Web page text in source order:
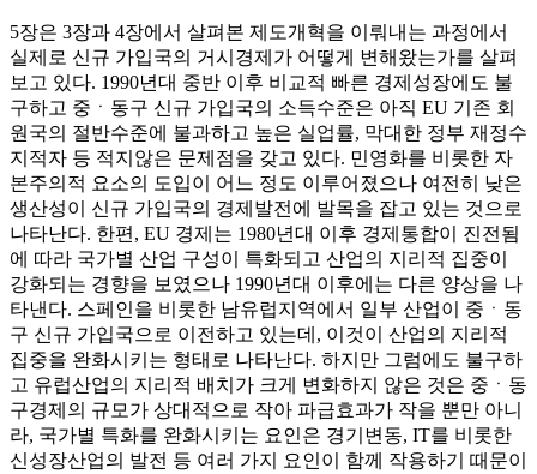
5장은 3장과 4장에서 살펴본 제도개혁을 이뤄내는 과정에서
실제로 신규 가입국의 거시경제가 어떻게 변해왔는가를 살펴
보고 있다. 1990년대 중반 이후 비교적 빠른 경제성장에도 불
구하고 중ㆍ동구 신규 가입국의 소득수준은 아직 EU 기존 회
원국의 절반수준에 불과하고 높은 실업률, 막대한 정부 재정수
지적자 등 적지않은 문제점을 갖고 있다. 민영화를 비롯한 자
본주의적 요소의 도입이 어느 정도 이루어졌으나 여전히 낮은
생산성이 신규 가입국의 경제발전에 발목을 잡고 있는 것으로
나타난다. 한편, EU 경제는 1980년대 이후 경제통합이 진전됨
에 따라 국가별 산업 구성이 특화되고 산업의 지리적 집중이
강화되는 경향을 보였으나 1990년대 이후에는 다른 양상을 나
타낸다. 스페인을 비롯한 남유럽지역에서 일부 산업이 중ㆍ동
구 신규 가입국으로 이전하고 있는데, 이것이 산업의 지리적
집중을 완화시키는 형태로 나타난다. 하지만 그럼에도 불구하
고 유럽산업의 지리적 배치가 크게 변화하지 않은 것은 중ㆍ동
구경제의 규모가 상대적으로 작아 파급효과가 작을 뿐만 아니
라, 국가별 특화를 완화시키는 요인은 경기변동, IT를 비롯한
신성장산업의 발전 등 여러 가지 요인이 함께 작용하기 때문이